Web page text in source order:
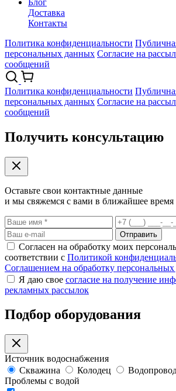
Доставка
Контакты
Политика конфиденциальности
персональных данных Согласие на
сообщений
Политика конфиденциальности
персональных данных Согласие на
сообщений
Получить консультацию
Оставьте свои контактные данные
и мы свяжемся с вами в ближайшее время
Отправить
Согласен на обработку моих
соответствии с Политикой
Соглашением на обработку
Я даю свое согласие на получение
рекламных рассылок
Подбор оборудования
Источник водоснабжения
Скважина
Колодец
Проблемы с водой